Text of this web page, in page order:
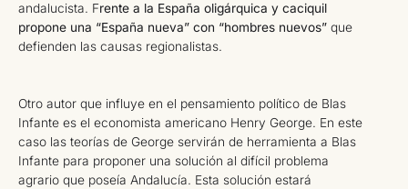
andalucista. Frente a la España oligárquica y caciquil
propone una “España nueva” con “hombres nuevos” que
defienden las causas regionalistas.
Otro autor que influye en el pensamiento político de Blas
Infante es el economista americano Henry George. En este
caso las teorías de George servirán de herramienta a Blas
Infante para proponer una solución al difícil problema
agrario que poseía Andalucía. Esta solución estará